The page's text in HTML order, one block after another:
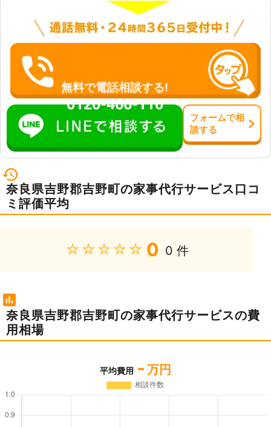
う場合もあるかと思います。そんなと
きには、当店には女性スタッフも在籍
しているため、ご要望があれば同性の
スタッフを派遣することも可能です。
家事代行はお客様の快適さを追求する
なんでーもに、お任せください。 便
利屋なんでーもは24時間いつでもお
客様のご要望にお応えできるよう、定
休日や営業時間をもうけておりませ
ん。ご自宅でのお困りごとがありまし
たら、ぜひ当店の家事代行サービスを
ご利用ください。
無料で電話相談する!
0120-466-110
フォームで相
談する
奈良県吉野郡吉野町の家事代行サービス口コ
ミ評価平均
★★★★★ 0 0 件
奈良県吉野郡吉野町の家事代行サービスの費
用相場
平均費用 - 万円